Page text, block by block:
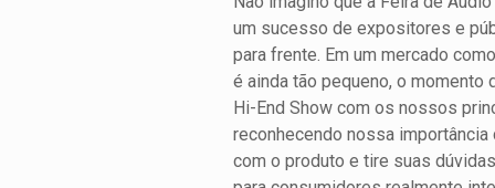
um sucesso de expositores e
para frente. Em um mercado
é ainda tão pequeno, o
Hi-End Show com os nossos
reconhecendo nossa
com o produto e tire suas